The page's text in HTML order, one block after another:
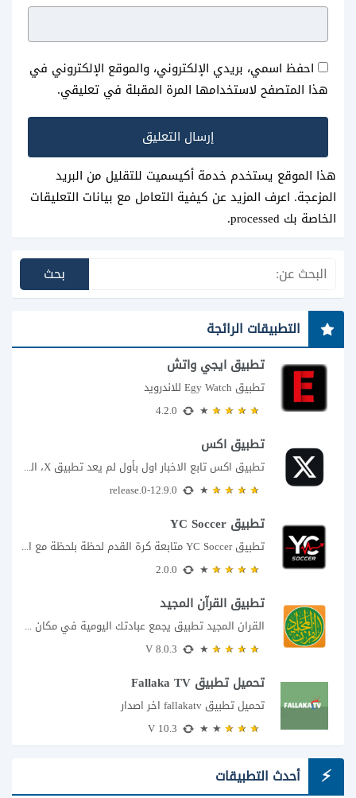
احفظ اسمي، بريدي الإلكتروني، والموقع الإلكتروني في
هذا المتصفح لاستخدامها المرة المقبلة في تعليقي.
هذا الموقع يستخدم خدمة أكيسميت للتقليل من البريد
المزعجة. اعرف المزيد عن كيفية التعامل مع بيانات التعليقات
الخاصة بك processed
.
التطبيقات الرائجة
تطبيق ايجي واتش
تطبيق Egy Watch للاندرويد
تطبيق اكس
تطبيق اكس تابع الاخبار اول بأول لم يعد تطبيق X، المعروف سابقا باسم تويتر،...
تطبيق YC Soccer
تطبيق YC Soccer متابعة كرة القدم لحظة بلحظة مع اقتراب مباراة مصر والأرجنتين في...
تطبيق القرآن المجيد
القران المجيد تطبيق يجمع عبادتك اليومية في مكان واحد إذا كنت تبحث عن تطبيق...
تحميل تطبيق Fallaka TV
تحميل تطبيق fallakatv اخر اصدار
أحدث التطبيقات